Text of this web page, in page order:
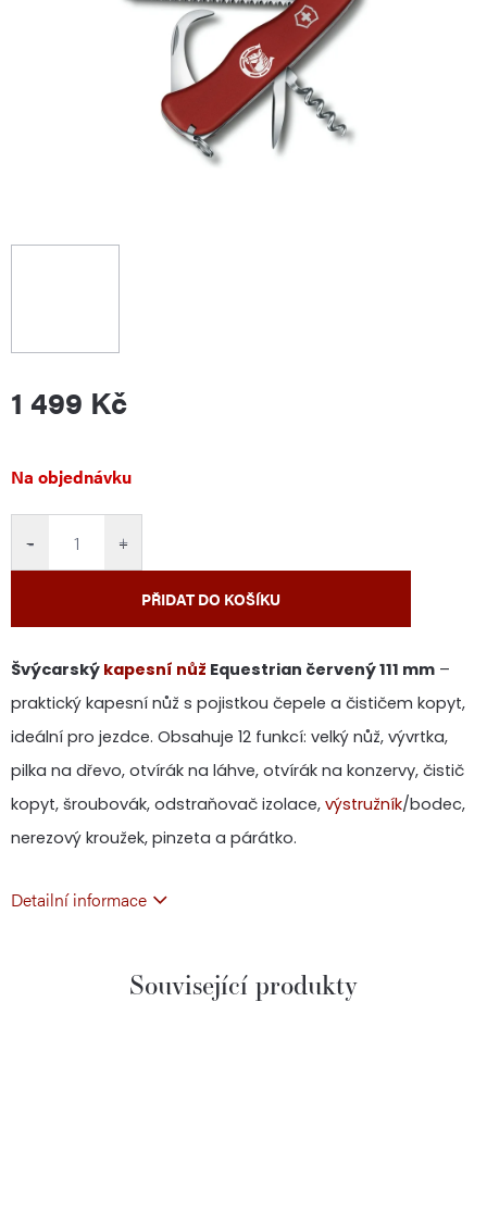
1 499 Kč
Měrná
Na objednávku
+
−
PŘIDAT DO KOŠÍKU
Švýcarský kapesní nůž Equestrian červený 111 mm –
praktický kapesní nůž s pojistkou čepele a čističem kopyt,
ideální pro jezdce. Obsahuje 12 funkcí: velký nůž, vývrtka,
pilka na dřevo, otvírák na láhve, otvírák na konzervy, čistič
kopyt, šroubovák, odstraňovač izolace, výstružník/bodec,
nerezový kroužek, pinzeta a párátko.
Detailní informace
Související produkty